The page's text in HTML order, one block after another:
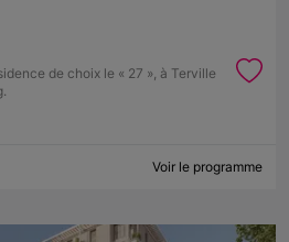
de choix le « 27 », à Terville
Voir le programme